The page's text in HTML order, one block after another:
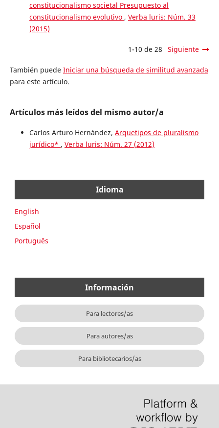
constitucionalismo societal Presupuesto al
constitucionalismo evolutivo , Verba luris: Núm. 33
(2015)
1-10 de 28 Siguiente
También puede Iniciar una búsqueda de similitud avanzada
para este artículo.
Artículos más leídos del mismo autor/a
Carlos Arturo Hernández, Arquetipos de pluralismo
jurídico* , Verba luris: Núm. 27 (2012)
Idioma
English
Español
Português
Información
Para lectores/as
Para autores/as
Para bibliotecarios/as